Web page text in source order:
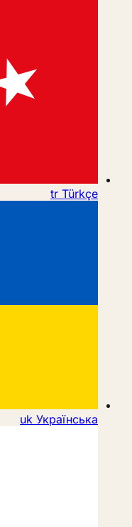
tr Türkçe
uk Українська